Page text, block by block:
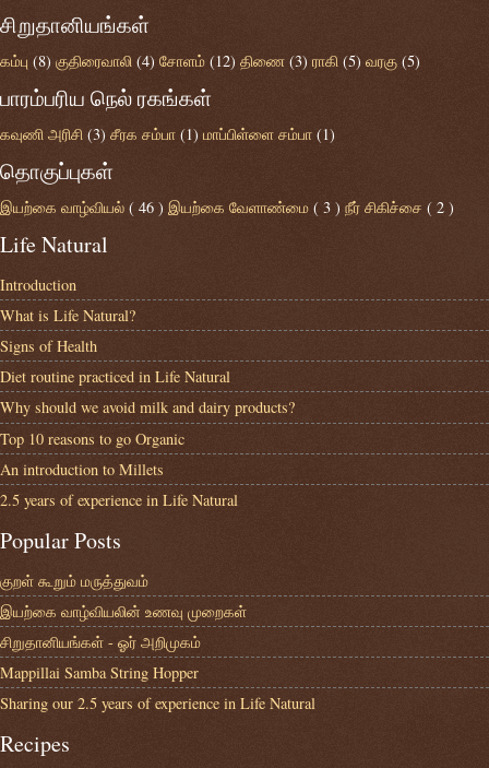
சிறுதானியங்கள்
கம்பு (8) குதிரைவாலி (4) சோளம் (12) திணை (3) ராகி (5) வரகு (5)
பாரம்பரிய நெல் ரகங்கள்
கவுணி அரிசி (3) சீரக சம்பா (1) மாப்பிள்ளை சம்பா (1)
தொகுப்புகள்
இயற்கை வாழ்வியல் ( 46 ) இயற்கை வேளாண்மை ( 3 ) நீர் சிகிச்சை ( 2 )
Life Natural
Introduction
What is Life Natural?
Signs of Health
Diet routine practiced in Life Natural
Why should we avoid milk and dairy products?
Top 10 reasons to go Organic
An introduction to Millets
2.5 years of experience in Life Natural
Popular Posts
குறள் கூறும் மருத்துவம்
இயற்கை வாழ்வியலின் உணவு முறைகள்
சிறுதானியங்கள் - ஓர் அறிமுகம்
Mappillai Samba String Hopper
Sharing our 2.5 years of experience in Life Natural
Recipes